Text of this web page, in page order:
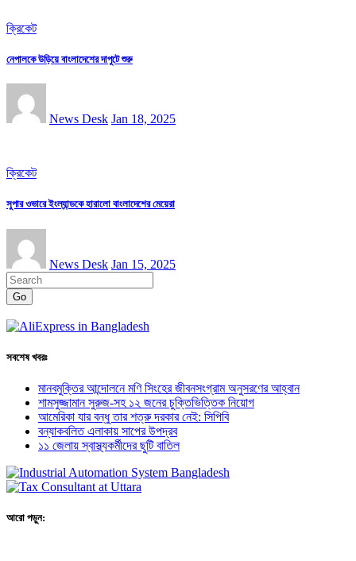
ক্রিকেট
নেপালকে উড়িয়ে বাংলাদেশের দাপুটে শুরু
News Desk Jan 18, 2025
ক্রিকেট
সুপার ওভারে ইংল্যান্ডকে হারালো বাংলাদেশের মেয়েরা
News Desk Jan 15, 2025
Go
সবশেষ খবরঃ
মানবমুক্তির আন্দোলনে মণি সিংহের জীবনসংগ্রাম অনুসরণের আহ্বান
শামসুজ্জামান সুরুজ-সহ ১২ জনের চুক্তিভিত্তিক নিয়োগ
আমেরিকা যার বন্ধু তার শত্রু দরকার নেই: সিপিবি
বন্যাকবলিত এলাকায় সাপের উপদ্রব
১১ জেলায় স্বাস্থ্যকর্মীদের ছুটি বাতিল
আরো পড়ুন: